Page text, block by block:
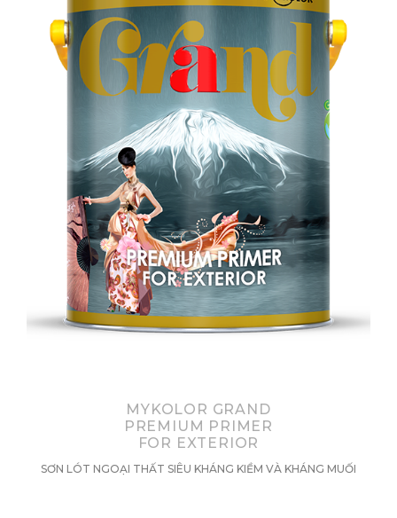
MYKOLOR GRAND
PREMIUM PRIMER
FOR EXTERIOR
SƠN LÓT NGOẠI THẤT SIÊU KHÁNG KIỀM VÀ KHÁNG MUỐI